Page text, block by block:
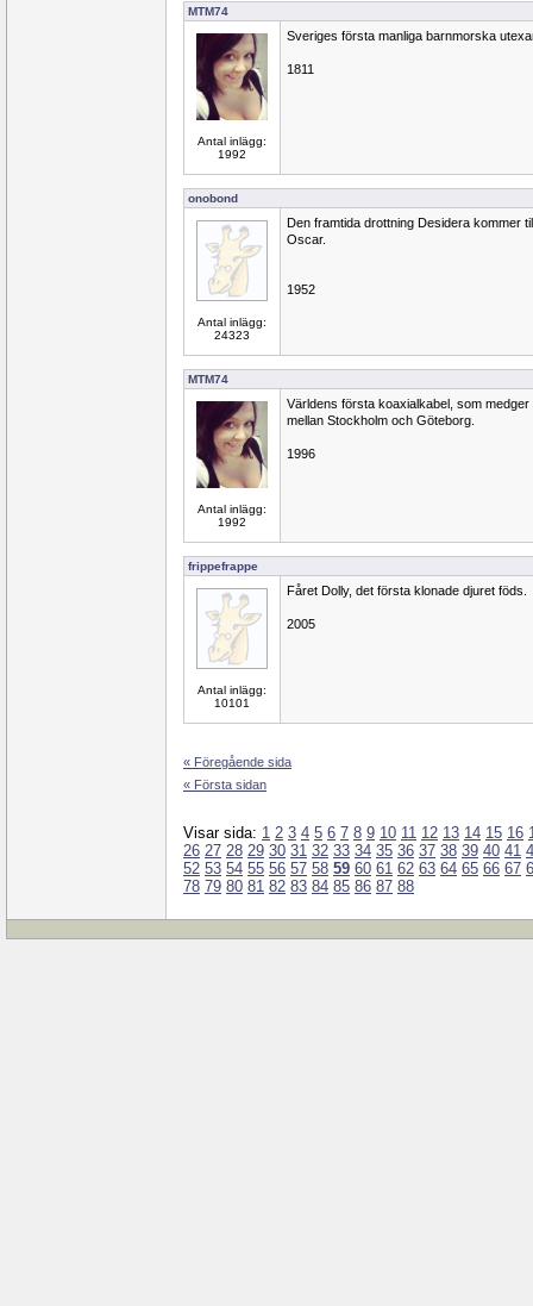
MTM74
Antal inlägg:
1992
Sveriges första manliga barnmorska
1811
onobond
Antal inlägg:
24323
Den framtida drottning Desidera kommer
Oscar.
1952
MTM74
Antal inlägg:
1992
Världens första koaxialkabel, som
mellan Stockholm och Göteborg.
1996
frippefrappe
Antal inlägg:
10101
Fåret Dolly, det första klonade djuret föds.
2005
« Föregående sida
« Första sidan
Visar sida: 1 2 3 4 5 6 7 8 9 10 11 12 13 14 15 16
26 27 28 29 30 31 32 33 34 35 36 37 38 39 40 41
52 53 54 55 56 57 58 59 60 61 62 63 64 65 66 67
78 79 80 81 82 83 84 85 86 87 88